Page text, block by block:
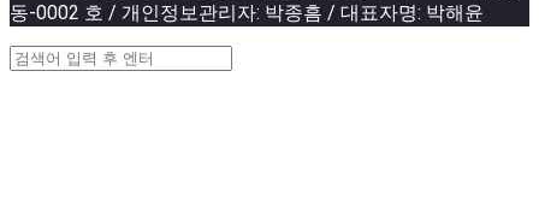
동-0002 호 / 개인정보관리자: 박종흠 / 대표자명: 박해윤